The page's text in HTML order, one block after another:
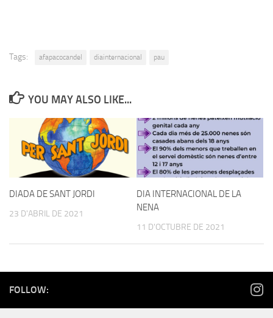
Tags: afapacocandel diainternacional pau
YOU MAY ALSO LIKE...
DIADA DE SANT JORDI
23 D'ABRIL DE 2021
DIA INTERNACIONAL DE LA
NENA
11 D'OCTUBRE DE 2021
FOLLOW: